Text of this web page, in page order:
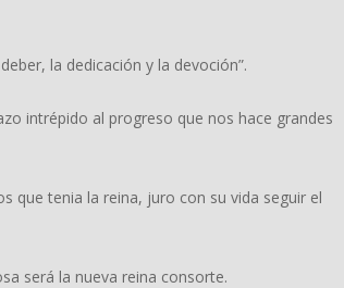
la dedicación y la devoción”.
intrépido al progreso que nos hace grandes
que tenia la reina, juro con su vida seguir el
será la nueva reina consorte.